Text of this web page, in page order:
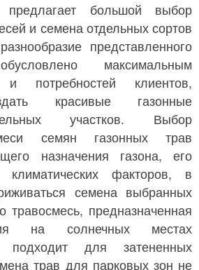
большой выбор
и семена отдельных сортов
представленного
максимальным
потребностей клиентов,
красивые газонные
участков. Выбор
семян газонных трав
назначения газона, его
факторов, в
семена выбранных
травосмесь, предназначенная
на солнечных местах
для затененных
трав для парковых зон не